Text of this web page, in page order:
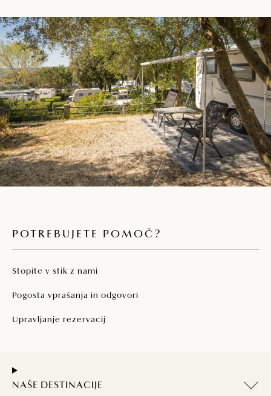
POTREBUJETE POMOČ?
Stopite v stik z nami
Pogosta vprašanja in odgovori
Upravljanje rezervacij
NAŠE DESTINACIJE